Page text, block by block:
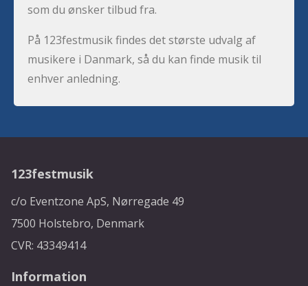
som du ønsker tilbud fra.
På 123festmusik findes det største udvalg af
musikere i Danmark, så du kan finde musik til
enhver anledning.
123festmusik
c/o Eventzone ApS, Nørregade 49
7500 Holstebro, Denmark
CVR: 43349414
Information